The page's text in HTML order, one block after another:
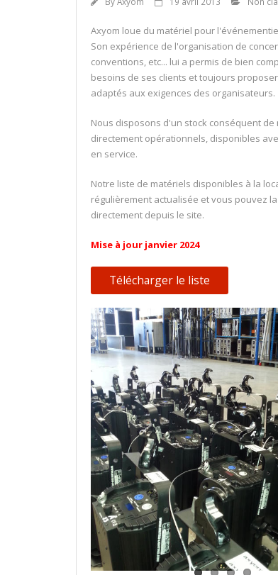
Axyom loue du matériel pour
Son expérience de l'organisation de
conventions, etc... lui a permis de bien
besoins de ses clients et toujours
adaptés aux exigences des organisateurs.
Nous disposons d'un stock conséquent de
directement opérationnels, disponibles
en service.
Notre liste de matériels disponibles à la
régulièrement actualisée et vous pouvez
directement depuis le site.
Mise à jour janvier 2024
Télécharger le liste